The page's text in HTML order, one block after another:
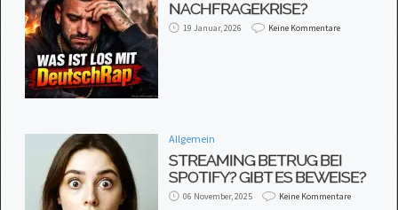
NACHFRAGEKRISE?
19 Januar, 2026 Keine Kommentare
Allgemein
STREAMING BETRUG BEI
SPOTIFY? GIBT ES BEWEISE?
06 November, 2025 Keine Kommentare